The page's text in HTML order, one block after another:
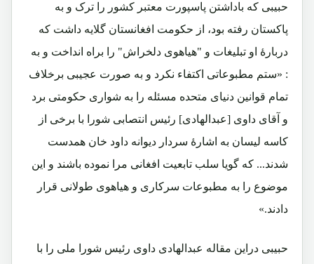
حبیبی که باداشتن پاسپورت معتبر کشور را ترک و به
پاکستان رفته بود، از حکومت افغانستان گلایه داشت که
دربارۀ او تبلیغات و "هیاهوی دلخراش" را براه انداخت و به
: «ستم مطبوعاتی اکتفاء نکرد و به صورت عجیبی برخلاف
تمام قوانین دنیای متحده مسئله را به شواری حکومتی برد
و آقای داوی [عبدالهادی] رئیس انتصابی شورا با برخی از
کاسه لیسان به اشارۀ سردار دیوانه داود خان همدست
شدند... که گویا سلب تابعیت افغانی مرا نموده باشند و این
موضوع را به مطبوعات سرکاری و هیاهوی طولانی قرار
دادند.»
حبیبی دراین مقاله عبدالهادی داوی رئیس شورا ملی را با